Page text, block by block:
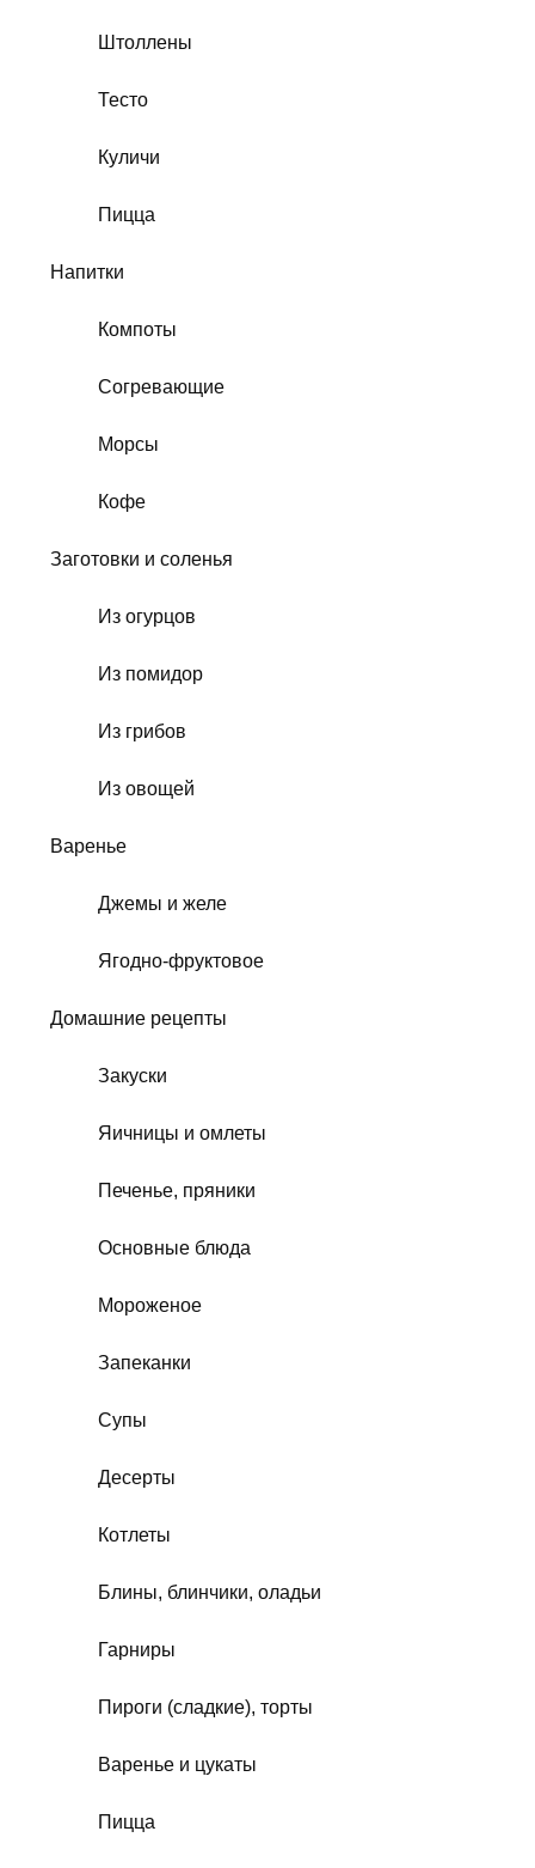
Штоллены
Тесто
Куличи
Пицца
Напитки
Компоты
Согревающие
Морсы
Кофе
Заготовки и соленья
Из огурцов
Из помидор
Из грибов
Из овощей
Варенье
Джемы и желе
Ягодно-фруктовое
Домашние рецепты
Закуски
Яичницы и омлеты
Печенье, пряники
Основные блюда
Мороженое
Запеканки
Супы
Десерты
Котлеты
Блины, блинчики, оладьи
Гарниры
Пироги (сладкие), торты
Варенье и цукаты
Пицца